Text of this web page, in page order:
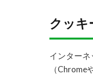
クッキ
インター
（Chrome